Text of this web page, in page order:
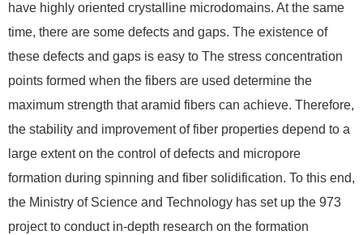
have highly oriented crystalline microdomains. At the same
time, there are some defects and gaps. The existence of
these defects and gaps is easy to The stress concentration
points formed when the fibers are used determine the
maximum strength that aramid fibers can achieve. Therefore,
the stability and improvement of fiber properties depend to a
large extent on the control of defects and micropore
formation during spinning and fiber solidification. To this end,
the Ministry of Science and Technology has set up the 973
project to conduct in-depth research on the formation